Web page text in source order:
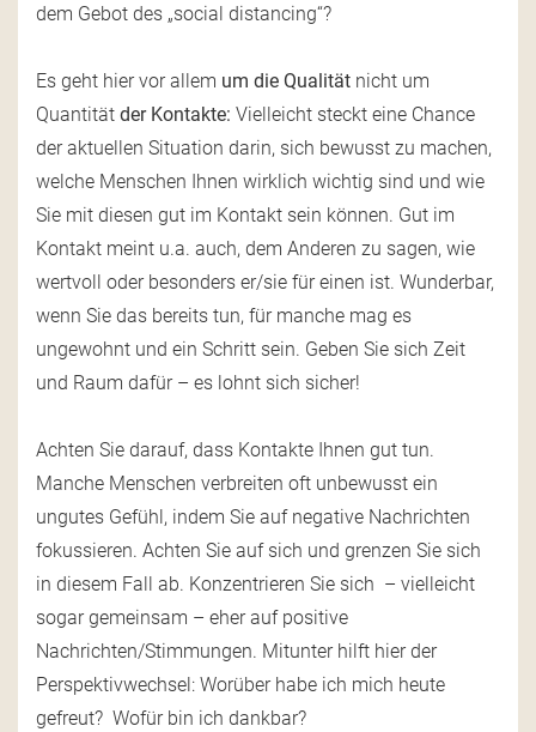
dem Gebot des „social distancing“?
Es geht hier vor allem um die Qualität nicht um
Quantität der Kontakte: Vielleicht steckt eine Chance
der aktuellen Situation darin, sich bewusst zu machen,
welche Menschen Ihnen wirklich wichtig sind und wie
Sie mit diesen gut im Kontakt sein können. Gut im
Kontakt meint u.a. auch, dem Anderen zu sagen, wie
wertvoll oder besonders er/sie für einen ist. Wunderbar,
wenn Sie das bereits tun, für manche mag es
ungewohnt und ein Schritt sein. Geben Sie sich Zeit
und Raum dafür – es lohnt sich sicher!
Achten Sie darauf, dass Kontakte Ihnen gut tun.
Manche Menschen verbreiten oft unbewusst ein
ungutes Gefühl, indem Sie auf negative Nachrichten
fokussieren. Achten Sie auf sich und grenzen Sie sich
in diesem Fall ab. Konzentrieren Sie sich – vielleicht
sogar gemeinsam – eher auf positive
Nachrichten/Stimmungen. Mitunter hilft hier der
Perspektivwechsel: Worüber habe ich mich heute
gefreut? Wofür bin ich dankbar?